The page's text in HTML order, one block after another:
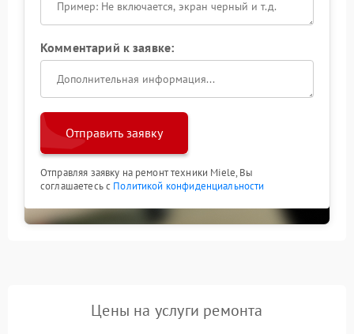
Комментарий к заявке:
Отправить заявку
Отправляя заявку на ремонт техники Miele, Вы
соглашаетесь с Политикой конфиденциальности
Цены на услуги ремонта